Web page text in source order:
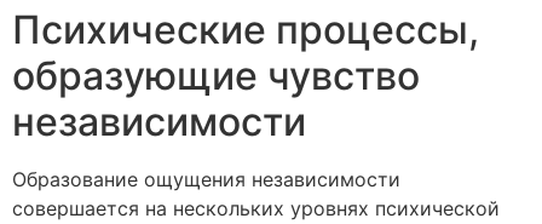
Психические процессы,
образующие чувство
независимости
Образование ощущения независимости
совершается на нескольких уровнях психической